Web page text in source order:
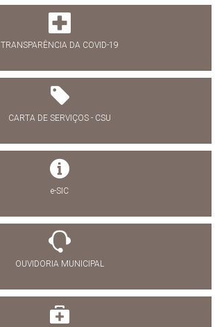
TRANSPARÊNCIA DA COVID-19
CARTA DE SERVIÇOS - CSU
e-SIC
OUVIDORIA MUNICIPAL